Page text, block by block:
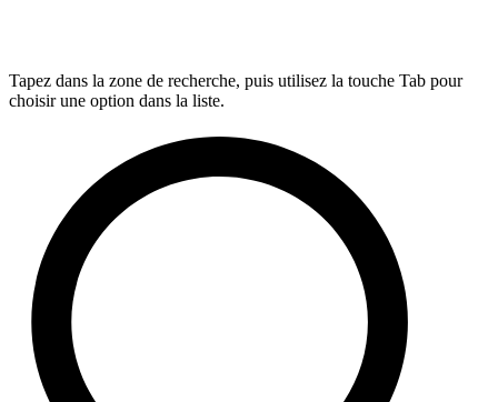
Tapez dans la zone de recherche, puis utilisez la touche Tab pour
choisir une option dans la liste.